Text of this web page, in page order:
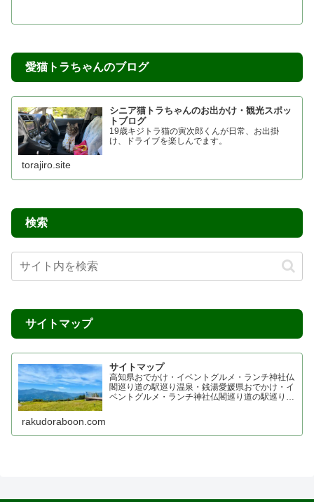
愛猫トラちゃんのブログ
シニア猫トラちゃんのお出かけ・観光スポッ
トブログ
19歳キジトラ猫の寅次郎くんが日常、お出掛
け、ドライブを楽しんでます。
torajiro.site
検索
サイトマップ
サイトマップ
高知県おでかけ・イベントグルメ・ランチ神社仏
閣巡り道の駅巡り温泉・銭湯愛媛県おでかけ・イ
ベントグルメ・ランチ神社仏閣巡り道の駅巡り温
rakudoraboon.com